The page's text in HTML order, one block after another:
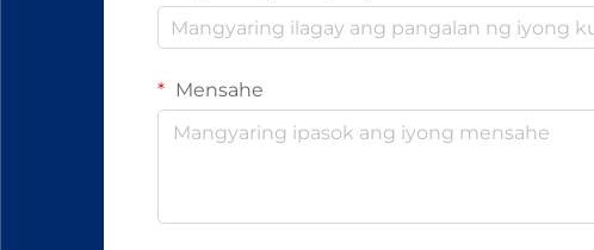
Mensahe